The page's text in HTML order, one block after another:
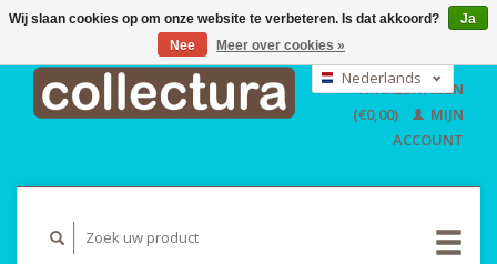
EUR
GBP
USD
Nederlands
English
WINKELWAGEN
(€0,00)
MIJN
ACCOUNT
Wij slaan cookies op om onze website te verbeteren. Is dat akkoord?
Ja
Nee
Meer over cookies »